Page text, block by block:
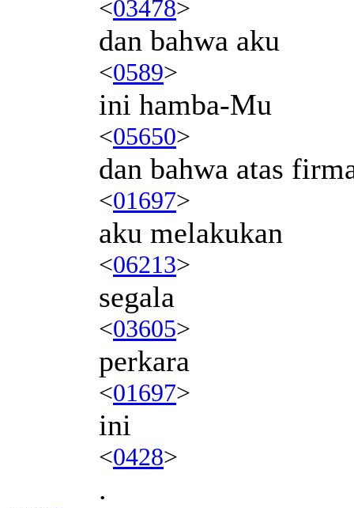
<03478>
dan bahwa aku
<0589>
ini hamba-Mu
<05650>
dan bahwa atas
<01697>
aku melakukan
<06213>
segala
<03605>
perkara
<01697>
ini
<0428>
.